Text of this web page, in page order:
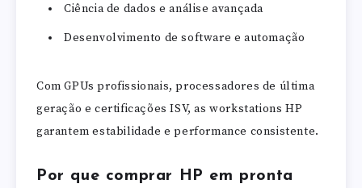
Ciência de dados e análise avançada
Desenvolvimento de software e automação
Com GPUs profissionais, processadores de última
geração e certificações ISV, as workstations HP
garantem estabilidade e performance consistente.
Por que comprar HP em pronta